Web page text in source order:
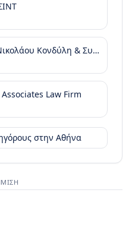
Δικηγορικό Γραφείο Νικολάου Κονδύλη & Συνεργατών - N. Kondylis & Partners Law Office
Law Firm
στην Αθήνα